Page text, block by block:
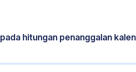
pada hitungan penanggalan